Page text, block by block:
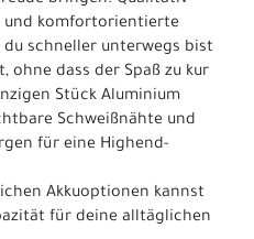
und komfortorientierte
du schneller unterwegs bist
ohne dass der Spaß zu kur
Stück Aluminium
Schweißnähte und
für eine Highend-
Akkuoptionen kannst
für deine alltäglichen